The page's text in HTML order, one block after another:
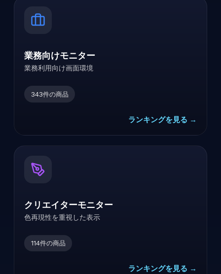
業務向けモニター
業務利用向け画面環境
343件の商品
ランキングを見る →
クリエイターモニター
色再現性を重視した表示
114件の商品
ランキングを見る →